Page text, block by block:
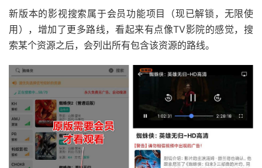
新版本的影视搜索属于会员功能项目（现已解锁，无限使
用），增加了更多路线，看起来有点像TV影院的感觉，搜
索某个资源之后，会列出所有包含该资源的路线。